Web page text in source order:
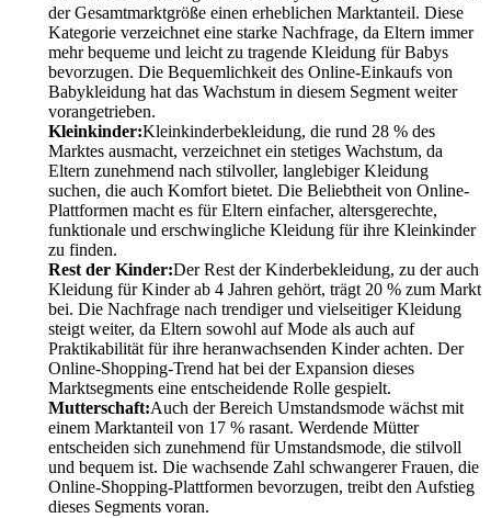
der Gesamtmarktgröße einen erheblichen Marktanteil. Diese
Kategorie verzeichnet eine starke Nachfrage, da Eltern immer
mehr bequeme und leicht zu tragende Kleidung für Babys
bevorzugen. Die Bequemlichkeit des Online-Einkaufs von
Babykleidung hat das Wachstum in diesem Segment weiter
vorangetrieben.
Kleinkinder:Kleinkinderbekleidung, die rund 28 % des
Marktes ausmacht, verzeichnet ein stetiges Wachstum, da
Eltern zunehmend nach stilvoller, langlebiger Kleidung
suchen, die auch Komfort bietet. Die Beliebtheit von Online-
Plattformen macht es für Eltern einfacher, altersgerechte,
funktionale und erschwingliche Kleidung für ihre Kleinkinder
zu finden.
Rest der Kinder:Der Rest der Kinderbekleidung, zu der auch
Kleidung für Kinder ab 4 Jahren gehört, trägt 20 % zum Markt
bei. Die Nachfrage nach trendiger und vielseitiger Kleidung
steigt weiter, da Eltern sowohl auf Mode als auch auf
Praktikabilität für ihre heranwachsenden Kinder achten. Der
Online-Shopping-Trend hat bei der Expansion dieses
Marktsegments eine entscheidende Rolle gespielt.
Mutterschaft:Auch der Bereich Umstandsmode wächst mit
einem Marktanteil von 17 % rasant. Werdende Mütter
entscheiden sich zunehmend für Umstandsmode, die stilvoll
und bequem ist. Die wachsende Zahl schwangerer Frauen, die
Online-Shopping-Plattformen bevorzugen, treibt den Aufstieg
dieses Segments voran.